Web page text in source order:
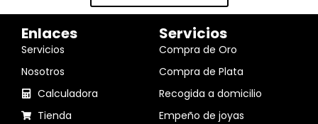
Enlaces
Servicios
Nosotros
Calculadora
Tienda
Servicios
Compra de Oro
Compra de Plata
Recogida a domicilio
Empeño de joyas